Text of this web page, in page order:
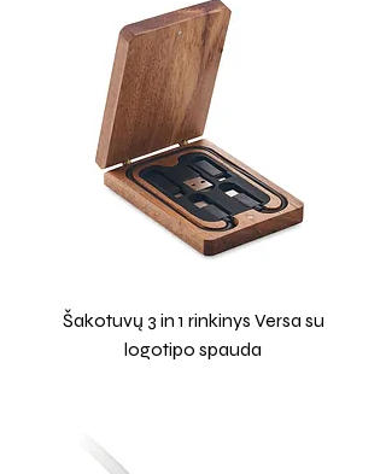
Šakotuvų 3 in 1 rinkinys Versa su
logotipo spauda